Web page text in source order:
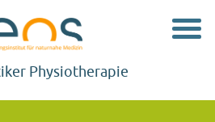
Physiotherapie